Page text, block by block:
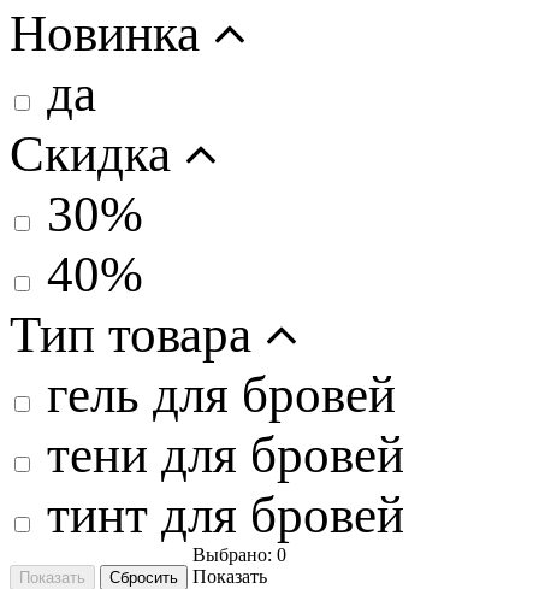
Новинка
да
Скидка
30%
40%
Тип товара
гель для бровей
тени для бровей
тинт для бровей
Выбрано: 0
Показать